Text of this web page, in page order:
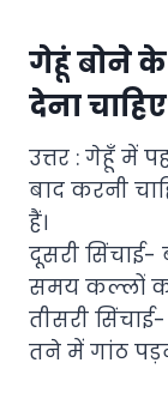
गेहूं बोने के
देना
उत्तर : गेहूँ में
बाद करनी
हैं।
दूसरी
समय कल्लों
तीसरी
तने में गांठ